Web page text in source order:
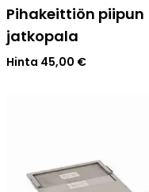
Pihakeittiön piipun
jatkopala
Hinta 45,00 €